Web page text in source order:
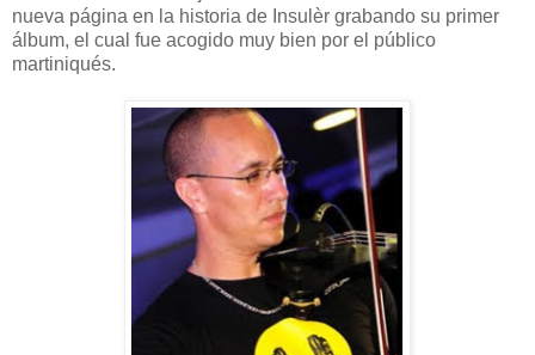
nueva página en la historia de Insulèr grabando su primer
álbum, el cual fue acogido muy bien por el público
martiniqués.